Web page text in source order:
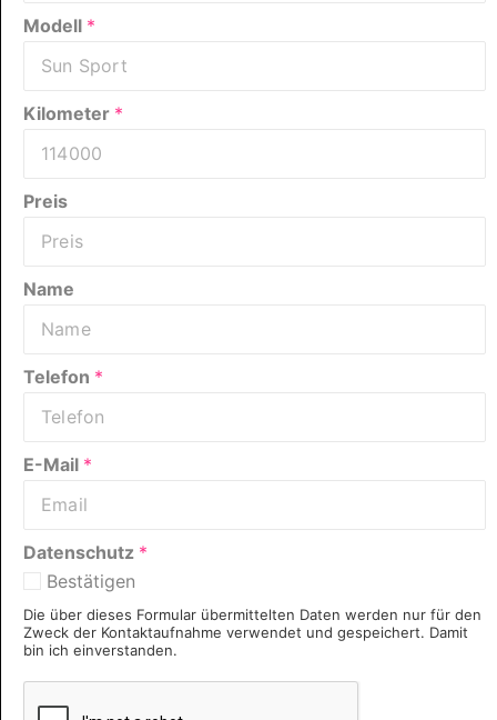
Modell *
Kilometer *
Preis
Name
Telefon *
E-Mail *
Datenschutz *
Bestätigen
Die über dieses Formular übermittelten Daten werden nur für den
Zweck der Kontaktaufnahme verwendet und gespeichert. Damit
bin ich einverstanden.